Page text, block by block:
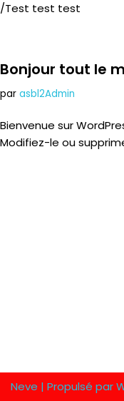
/Test test test
Bonjour tout le
par asbl2Admin
Bienvenue sur
Modifiez-le ou
Neve | Propulsé par